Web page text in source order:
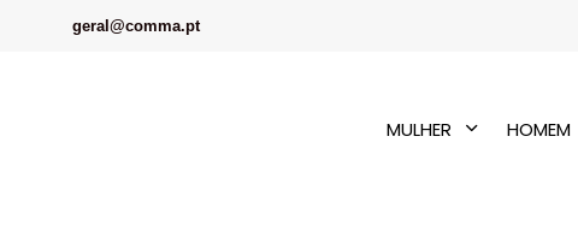
geral@comma.pt
MULHER HOMEM